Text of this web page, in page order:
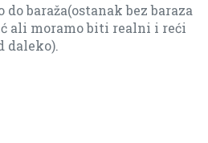
Teško je igrati u Nikšiću ali smo
mi spremili i fizički i taktički i
pokušaćemo da iznenadimo